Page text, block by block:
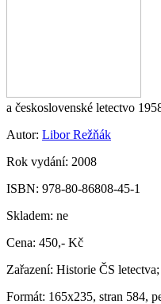
a československé letectvo
Autor: Libor Režňák
Rok vydání: 2008
ISBN: 978-80-86808-45-1
Skladem: ne
Cena: 450,- Kč
Zařazení: Historie ČS
Formát: 165x235, stran 584,